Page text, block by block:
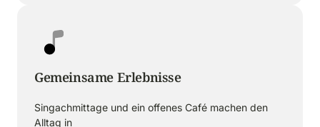
Gemeinsame Erlebnisse
Singachmittage und ein offenes Café machen den
Alltag in